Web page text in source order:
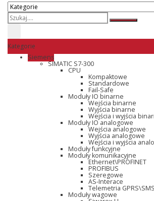
Kategorie
Siemens
SIMATIC S7-300
CPU
Kompaktowe
Standardowe
Fail-Safe
Moduły IO binarne
Wejścia binarne
Wyjścia binarne
Wejścia i wyjścia
Moduły IO analogowe
Wejścia analogowe
Wyjścia analogowe
Wejścia i wyjścia
Moduły funkcyjne
Moduły komunikacyjne
Ethernet\PROFINET
PROFIBUS
Szeregowe
AS-Interace
Telemetria GPRS\SMS
Moduły wagowe